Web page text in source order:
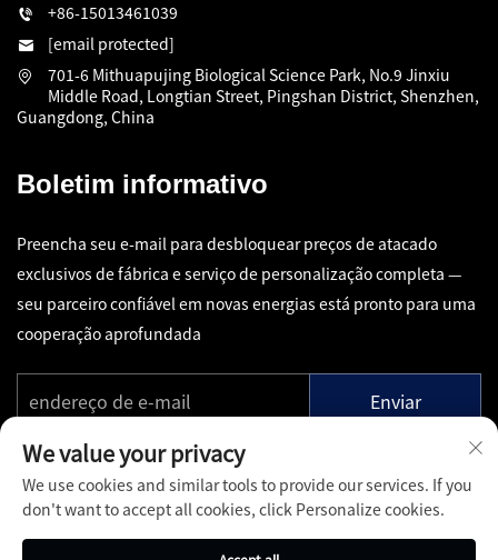
+86-15013461039
[email protected]
701-6 Mithuapujing Biological Science Park, No.9 Jinxiu
Middle Road, Longtian Street, Pingshan District, Shenzhen,
Guangdong, China
Boletim informativo
Preencha seu e-mail para desbloquear preços de atacado
exclusivos de fábrica e serviço de personalização completa —
seu parceiro confiável em novas energias está pronto para uma
cooperação aprofundada
Enviar
Copyright © Shenzhen Pinfang Chuangfu Technology Co., Ltd.
We value your privacy
We use cookies and similar tools to provide our services. If you
don't want to accept all cookies, click Personalize cookies.